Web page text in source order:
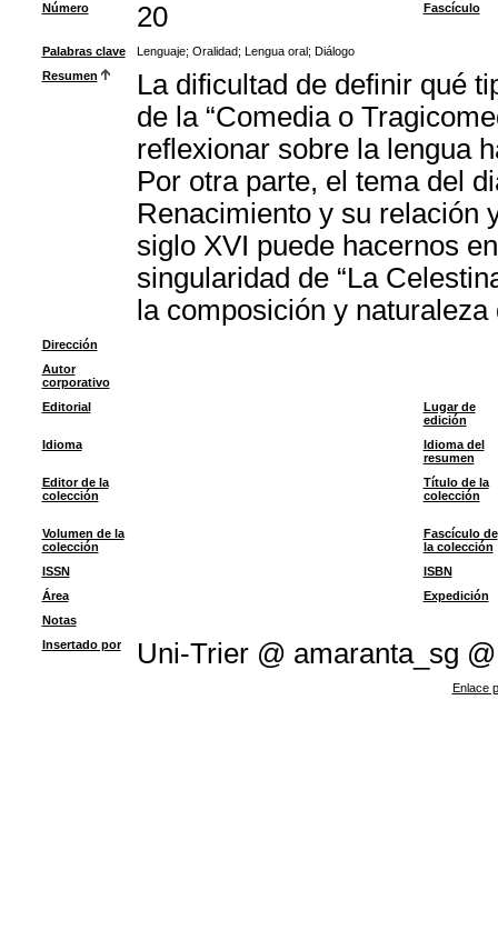
Número 20 Fascículo
Palabras clave Lenguaje; Oralidad; Lengua oral; Diálogo
Resumen
La dificultad de definir qué
de la “Comedia o
reflexionar sobre la lengua
Por otra parte, el tema del
Renacimiento y su relación
siglo XVI puede hacernos
singularidad de “La
la composición y
Dirección
Autor
corporativo
Editorial
Lugar de
edición
Idioma
Idioma del
resumen
Editor de la
colección
Título de la
colección
Volumen de la
colección
Fascículo de
la colección
ISSN
ISBN
Área
Expedición
Notas
Insertado por
Uni-Trier @ amaranta_sg @
Enlace